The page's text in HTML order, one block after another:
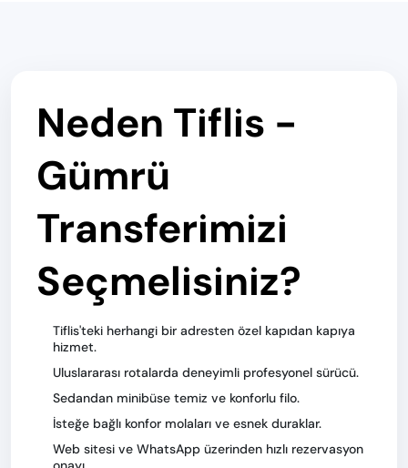
Neden Tiflis -
Gümrü
Transferimizi
Seçmelisiniz?
Tiflis'teki herhangi bir adresten özel kapıdan kapıya
hizmet.
Uluslararası rotalarda deneyimli profesyonel sürücü.
Sedandan minibüse temiz ve konforlu filo.
İsteğe bağlı konfor molaları ve esnek duraklar.
Web sitesi ve WhatsApp üzerinden hızlı rezervasyon